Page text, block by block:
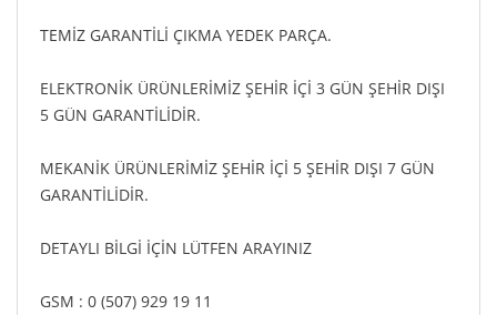
TEMİZ GARANTİLİ ÇIKMA YEDEK PARÇA.
ELEKTRONİK ÜRÜNLERİMİZ ŞEHİR İÇİ 3 GÜN ŞEHİR DIŞI
5 GÜN GARANTİLİDİR.
MEKANİK ÜRÜNLERİMİZ ŞEHİR İÇİ 5 ŞEHİR DIŞI 7 GÜN
GARANTİLİDİR.
DETAYLI BİLGİ İÇİN LÜTFEN ARAYINIZ
GSM : 0 (507) 929 19 11